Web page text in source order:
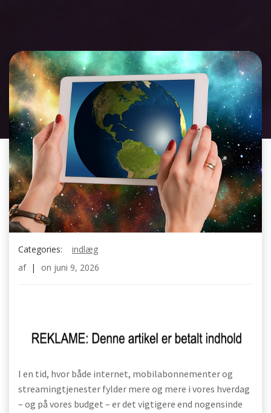
Categories:
indlæg
af | on juni 9, 2026
I en tid, hvor både internet, mobilabonnementer og
streamingtjenester fylder mere og mere i vores hverdag
– og på vores budget – er det vigtigere end nogensinde